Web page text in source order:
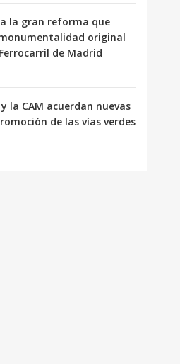
la gran reforma que
original
de Madrid
la CAM acuerdan nuevas
de las vías verdes